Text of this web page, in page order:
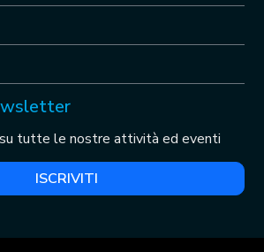
tutte le nostre attività ed eventi
ISCRIVITI